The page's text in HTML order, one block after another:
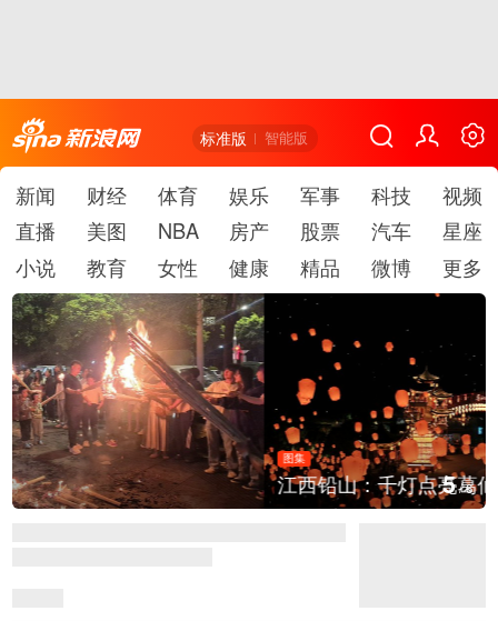
标准版 智能版
新闻 财经 体育 娱乐 军事 科技
视频
直播
美图 NBA 房产 股票 汽车
星座
小说
教育 女性 健康 精品 微博 更多
图集
江西铅山：千灯点亮葛仙村 5/6